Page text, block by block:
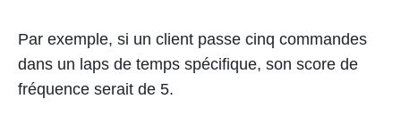
Par exemple, si un client passe cinq commandes
dans un laps de temps spécifique, son score de
fréquence serait de 5.